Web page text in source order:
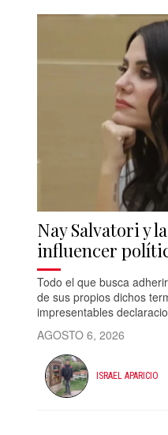
Nay Salvatori y
influencer
Todo el que busca
de sus propios dichos
impresentables
AGOSTO 6, 2026
ISRAEL APARICIO